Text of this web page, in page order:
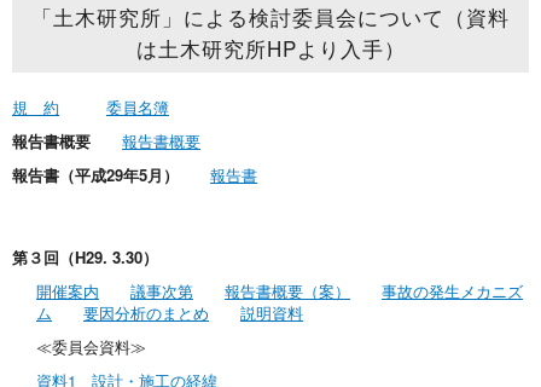
「土木研究所」による検討委員会について（資料
は土木研究所HPより入手）
規 約
委員名簿
報告書概要
報告書概要
報告書（平成29年5月）
報告書
第３回（H29. 3.30）
開催案内
議事次第 報告書概要（案）
事故の発生メカニズ
ム
要因分析のまとめ
説明資料
≪委員会資料≫
資料1 設計・施工の経緯